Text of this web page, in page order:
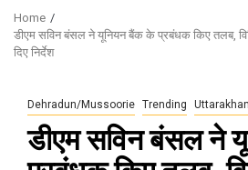
Home
डीएम सविन बंसल ने यूनियन बैंक के प्रबंधक किए तलब,
दिए निर्देश
Dehradun/Mussoorie Trending
डीएम सविन बंसल ने